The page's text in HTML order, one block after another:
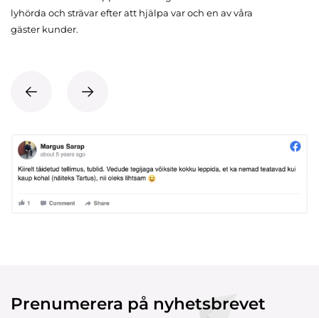
lyhörda och strävar efter att hjälpa var och en av våra
gäster kunder.
Prenumerera på nyhetsbrevet